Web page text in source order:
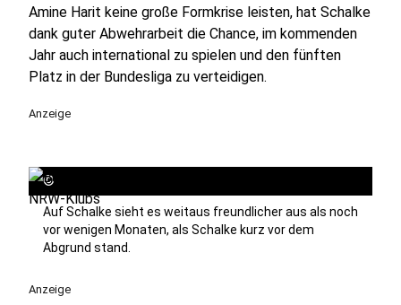
Amine Harit keine große Formkrise leisten, hat Schalke
dank guter Abwehrarbeit die Chance, im kommenden
Jahr auch international zu spielen und den fünften
Platz in der Bundesliga zu verteidigen.
Anzeige
©
Auf Schalke sieht es weitaus freundlicher aus als noch
vor wenigen Monaten, als Schalke kurz vor dem
Abgrund stand.
Anzeige